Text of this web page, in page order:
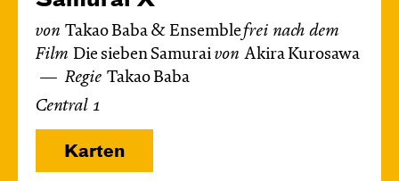
von Takao Baba & Ensemblefrei nach dem
Film Die sieben Samurai von Akira Kurosawa
Regie Takao Baba
Central 1
Karten